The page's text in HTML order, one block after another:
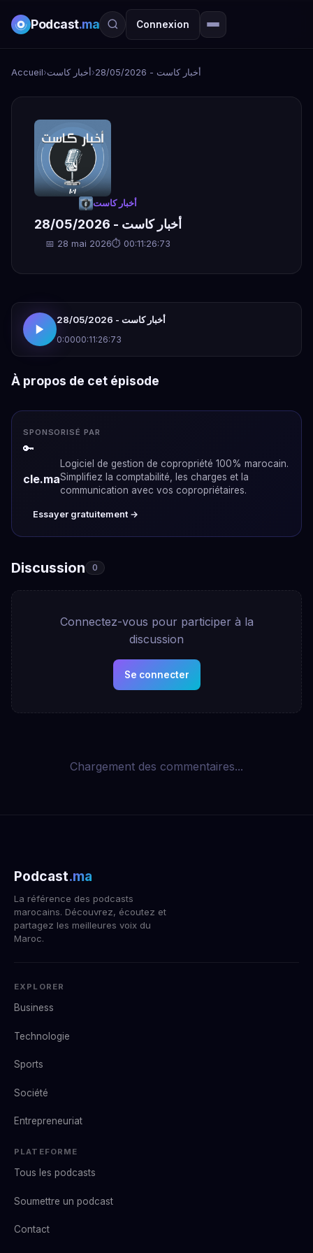
Podcast.ma Connexion
Accueil›أخبار كاست › أخبار كاست - 28/05/2026
أخبار كاست
أخبار كاست - 28/05/2026
📅 28 mai 2026⏱ 00:11:26:73
أخبار كاست - 28/05/2026
0:0000:11:26:73
À propos de cet épisode
SPONSORISÉ PAR
🔑
cle.ma
Logiciel de gestion de copropriété 100% marocain.
Simplifiez la comptabilité, les charges et la
communication avec vos copropriétaires.
Essayer gratuitement →
Discussion 0
Connectez-vous pour participer à la
discussion
Se connecter
Chargement des commentaires...
Podcast.ma
La référence des podcasts
marocains. Découvrez, écoutez et
partagez les meilleures voix du
Maroc.
EXPLORER
Business
Technologie
Sports
Société
Entrepreneuriat
PLATEFORME
Tous les podcasts
Soumettre un podcast
Contact